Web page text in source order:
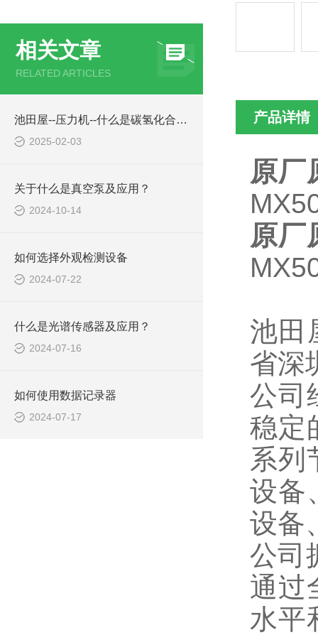
相关文章
RELATED ARTICLES
池田屋--压力机--什么是碳氢化合物清洁剂？
2025-02-03
关于什么是真空泵及应用？
2024-10-14
如何选择外观检测设备
2024-07-22
什么是光谱传感器及应用？
2024-07-16
如何使用数据记录器
2024-07-17
产品详情
原厂
原厂
池田
省深
公司
稳定
系列
设备
设备
公司
通过
水平